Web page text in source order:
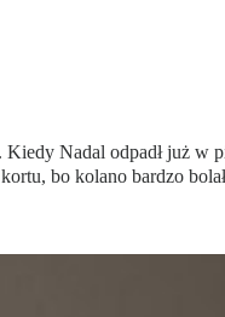
Nadal odpadł już w
bo kolano bardzo